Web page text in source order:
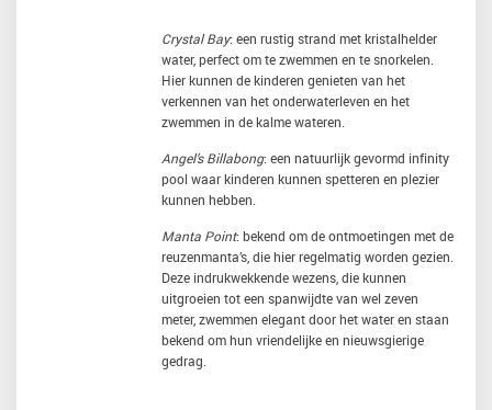
Crystal Bay: een rustig strand met kristalhelder
water, perfect om te zwemmen en te snorkelen.
Hier kunnen de kinderen genieten van het
verkennen van het onderwaterleven en het
zwemmen in de kalme wateren.
Angel’s Billabong: een natuurlijk gevormd infinity
pool waar kinderen kunnen spetteren en plezier
kunnen hebben.
Manta Point: bekend om de ontmoetingen met de
reuzenmanta’s, die hier regelmatig worden gezien.
Deze indrukwekkende wezens, die kunnen
uitgroeien tot een spanwijdte van wel zeven
meter, zwemmen elegant door het water en staan
bekend om hun vriendelijke en nieuwsgierige
gedrag.